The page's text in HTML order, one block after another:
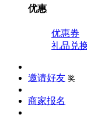
优惠
优惠券
礼品兑
邀请好友 奖
商家报名